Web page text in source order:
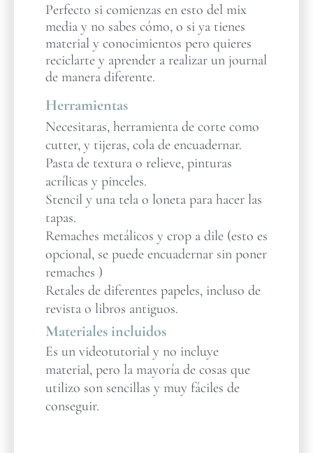
Perfecto si comienzas en esto del mix
media y no sabes cómo, o si ya tienes
material y conocimientos pero quieres
reciclarte y aprender a realizar un journal
de manera diferente.
Herramientas
Necesitaras, herramienta de corte como
cutter, y tijeras, cola de encuadernar.
Pasta de textura o relieve, pinturas
acrílicas y pinceles.
Stencil y una tela o loneta para hacer las
tapas.
Remaches metálicos y crop a dile (esto es
opcional, se puede encuadernar sin poner
remaches )
Retales de diferentes papeles, incluso de
revista o libros antiguos.
Materiales incluidos
Es un videotutorial y no incluye
material, pero la mayoría de cosas que
utilizo son sencillas y muy fáciles de
conseguir.